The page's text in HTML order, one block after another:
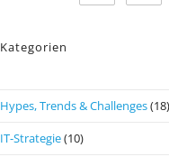
Kategorien
Hypes, Trends & Challenges(18)
IT-Strategie(10)